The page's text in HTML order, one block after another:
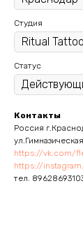
Студия
Статус
Контакты
Россия
https://vk.com/
https://
тел.